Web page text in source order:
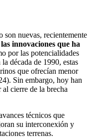
son nuevas, recientemente
innovaciones que ha
por las potencialidades
década de 1990, estas
que ofrecían menor
Sin embargo, hoy han
cierre de la brecha
técnicos que
su interconexión y
terrenas.